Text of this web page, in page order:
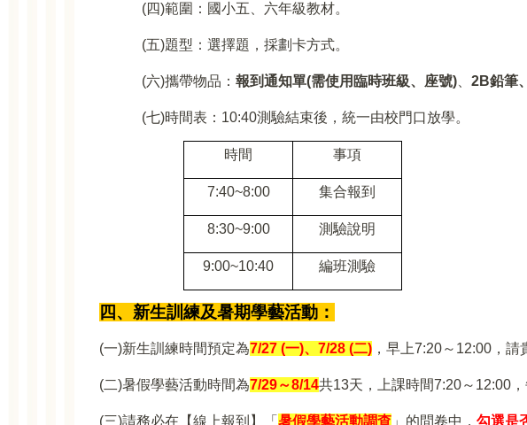
(四)範圍：國小五、六年級教材。
(五)題型：選擇題，採劃卡方式。
(六)攜帶物品： 報到通知單(需使用臨時班級、座號) 2B鉛筆
(七)時間表：10:40測驗結束後，統一由校門口放學。
時間 事項
7:40~8:00 集合報到
8:30~9:00 測驗說明
9:00~10:40 編班測驗
四、新生訓練及暑期學藝活動：
(一)新生訓練時間預定為7/27 (一)、7/28 (二)，早上7:20～12:00，請
(二)暑假學藝活動時間為7/29～8/14共13天，上課時間7:20～12:00，
(三)請務必在【線上報到】「 暑假學藝活動調查」的問卷中， 勾選是